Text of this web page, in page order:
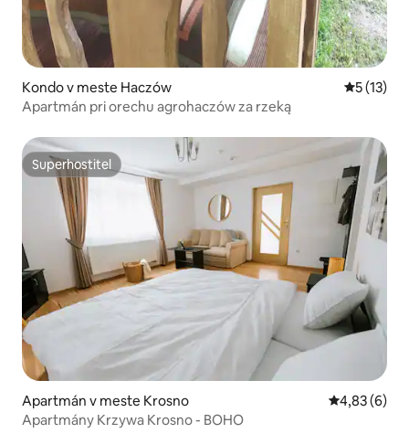
Kondo v meste Haczów
5 (13)
Apartmán pri orechu agrohaczów za rzeką
Superhostiteľ
Superhostiteľ
Apartmán v meste Krosno Priemerné
4,83 (6)
Apartmány Krzywa Krosno - BOHO